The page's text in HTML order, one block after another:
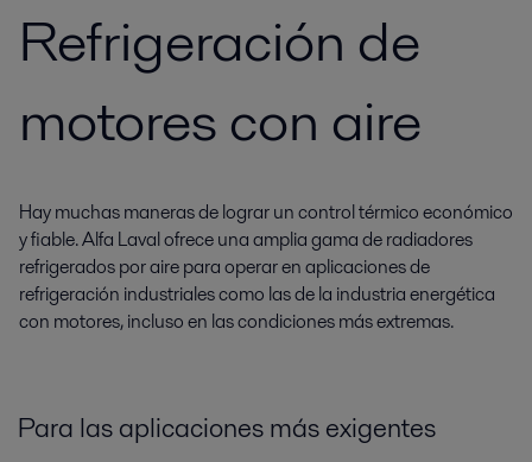
Refrigeración de
motores con aire
Hay muchas maneras de lograr un control térmico económico
y fiable. Alfa Laval ofrece una amplia gama de radiadores
refrigerados por aire para operar en aplicaciones de
refrigeración industriales como las de la industria energética
con motores, incluso en las condiciones más extremas.
Para las aplicaciones más exigentes